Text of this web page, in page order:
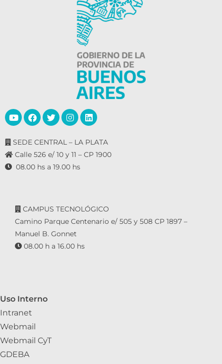
SEDE CENTRAL – LA PLATA
Calle 526 e/ 10 y 11 – CP 1900
08.00 hs a 19.00 hs
CAMPUS TECNOLÓGICO
Camino Parque Centenario e/ 505 y 508 CP 1897 –
Manuel B. Gonnet
08.00 h a 16.00 hs
Uso Interno
Intranet
Webmail
Webmail CyT
GDEBA